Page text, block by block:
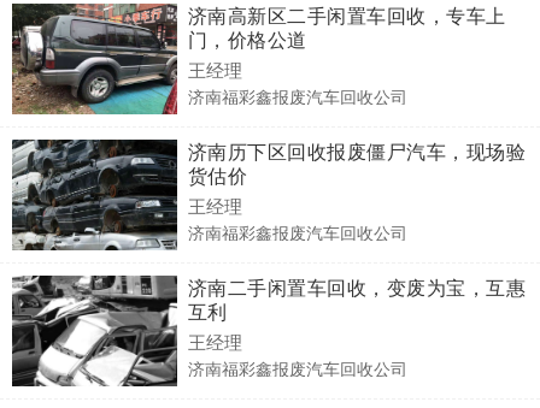
济南高新区二手闲置车回收，专车上
门，价格公道
王经理
济南福彩鑫报废汽车回收公司
济南历下区回收报废僵尸汽车，现场验
货估价
王经理
济南福彩鑫报废汽车回收公司
济南二手闲置车回收，变废为宝，互惠
互利
王经理
济南福彩鑫报废汽车回收公司